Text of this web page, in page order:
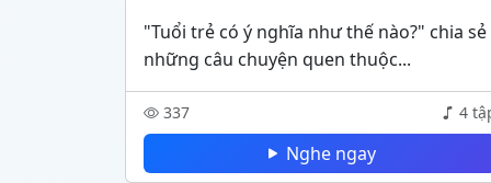
"Tuổi trẻ có ý nghĩa như thế nào?" chia sẻ
những câu chuyện quen thuộc...
337 4
Nghe ngay